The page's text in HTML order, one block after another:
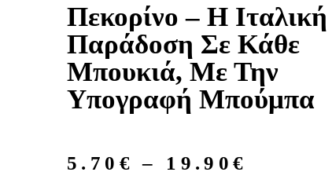
Πεκορίνο – Η Ιταλική
Παράδοση Σε Κάθε
Μπουκιά, Με Την
Υπογραφή Μπούμπα
5.70 € – 19.90€